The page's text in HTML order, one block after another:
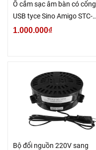
Ổ cắm sạc âm bàn có cổng
USB tyce Sino Amigo STC-
1W/C20
1.000.000₫
Bộ đổi nguồn 220V sang